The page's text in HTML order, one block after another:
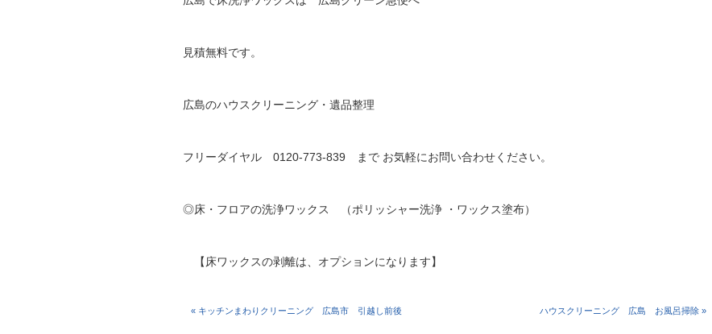
見積無料です。
広島のハウスクリーニング・遺品整理
フリーダイヤル 0120-773-839 まで お気軽にお問い合わせください。
◎床・フロアの洗浄ワックス （ポリッシャー洗浄 ・ワックス塗布）
【床ワックスの剥離は、オプションになります】
« キッチンまわりクリーニング 広島市 引越し前後 ハウスクリーニング 広島 お風呂掃除 »